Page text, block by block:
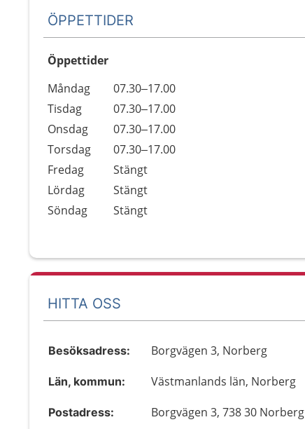
ÖPPETTIDER
Öppettider
Dag
Öppettider
Kommentarer
Måndag
07.30–17.00
Tisdag
07.30–17.00
Onsdag
07.30–17.00
Torsdag
07.30–17.00
Fredag
Stängt
Lördag
Stängt
Söndag
Stängt
HITTA OSS
Besöksadress: Borgvägen 3, Norberg
Län, kommun: Västmanlands län, Norberg
Postadress: Borgvägen 3, 738 30 Norberg